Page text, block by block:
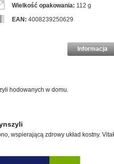
Wielkość opakowania: 112 g
EAN: 4008239250629
Informacja
hodowanych w domu.
wspierającą zdrowy układ kostny.